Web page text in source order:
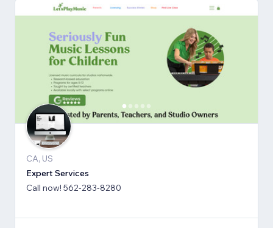
CA, US
Expert Services
Call now! 562-283-8280